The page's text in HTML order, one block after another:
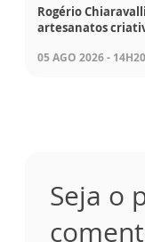
Rogério
artesanatos
05 AGO 2026 - 14H20
Seja o